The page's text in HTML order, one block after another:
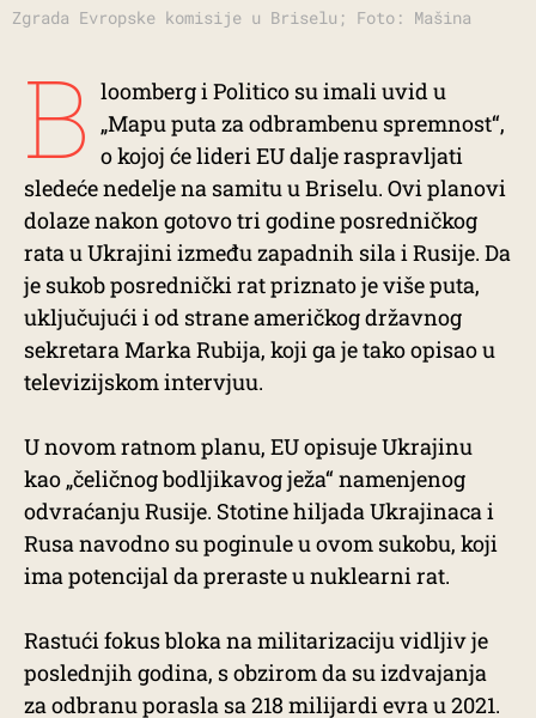
Zgrada Evropske komisije u Briselu; Foto: Mašina
B loomberg i Politico su imali uvid u
„Mapu puta za odbrambenu spremnost“,
o kojoj će lideri EU dalje raspravljati
sledeće nedelje na samitu u Briselu. Ovi planovi
dolaze nakon gotovo tri godine posredničkog
rata u Ukrajini između zapadnih sila i Rusije. Da
je sukob posrednički rat priznato je više puta,
uključujući i od strane američkog državnog
sekretara Marka Rubija, koji ga je tako opisao u
televizijskom intervjuu.
U novom ratnom planu, EU opisuje Ukrajinu
kao „čeličnog bodljikavog ježa“ namenjenog
odvraćanju Rusije. Stotine hiljada Ukrajinaca i
Rusa navodno su poginule u ovom sukobu, koji
ima potencijal da preraste u nuklearni rat.
Rastući fokus bloka na militarizaciju vidljiv je
poslednjih godina, s obzirom da su izdvajanja
za odbranu porasla sa 218 milijardi evra u 2021.